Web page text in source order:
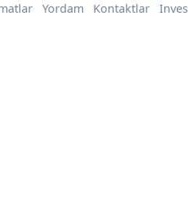
Yordam Kontaktlar